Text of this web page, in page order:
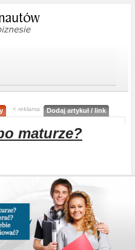
< reklama Dodaj artykuł / link
maturze?